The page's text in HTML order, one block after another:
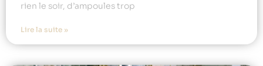
rien le soir, d’ampoules trop
Lire la suite »